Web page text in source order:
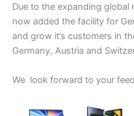
Due to the expanding global
now added the facility for
and grow it’s customers in
Germany, Austria and
We look forward to your